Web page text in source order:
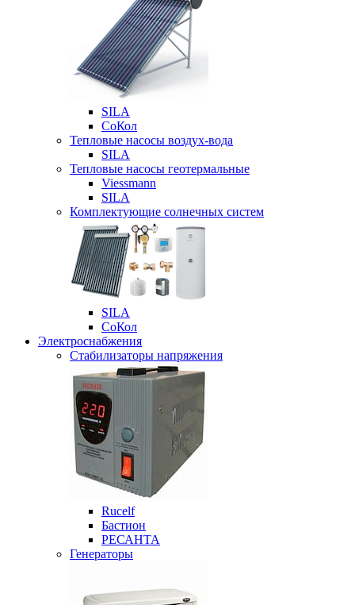
SILA
СоКол
Тепловые насосы воздух-вода
SILA
Тепловые насосы геотермальные
Viessmann
SILA
Комплектующие солнечных систем
SILA
СоКол
Электроснабжения
Стабилизаторы напряжения
Rucelf
Бастион
РЕСАНТА
Генераторы